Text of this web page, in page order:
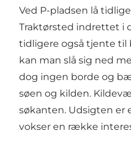
Ved P-pladsen lå
Traktørsted indrettet i
tidligere også tjente til
kan man slå sig ned
dog ingen borde og
søen og kilden.
søkanten. Udsigten er
vokser en række